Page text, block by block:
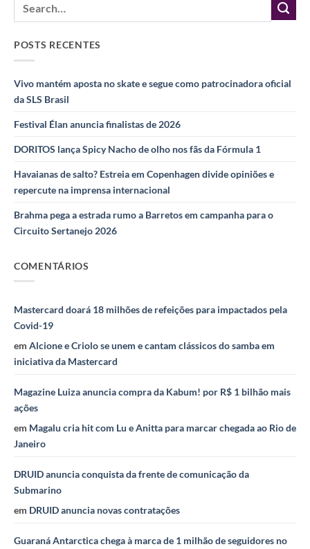
POSTS RECENTES
Vivo mantém aposta no skate e segue como patrocinadora oficial
da SLS Brasil
Festival Élan anuncia finalistas de 2026
DORITOS lança Spicy Nacho de olho nos fãs da Fórmula 1
Havaianas de salto? Estreia em Copenhagen divide opiniões e
repercute na imprensa internacional
Brahma pega a estrada rumo a Barretos em campanha para o
Circuito Sertanejo 2026
COMENTÁRIOS
Mastercard doará 18 milhões de refeições para impactados pela
Covid-19
em Alcione e Criolo se unem e cantam clássicos do samba em
iniciativa da Mastercard
Magazine Luiza anuncia compra da Kabum! por R$ 1 bilhão mais
ações
em Magalu cria hit com Lu e Anitta para marcar chegada ao Rio de
Janeiro
DRUID anuncia conquista da frente de comunicação da
Submarino
em DRUID anuncia novas contratações
Guaraná Antarctica chega à marca de 1 milhão de seguidores no